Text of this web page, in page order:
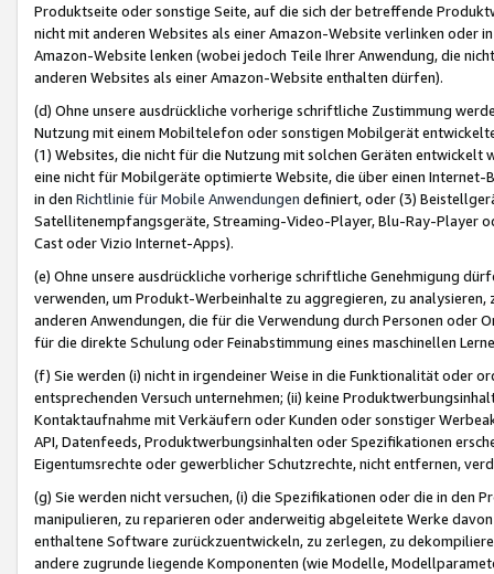
Produktseite oder sonstige Seite, auf die sich der betreffende
nicht mit anderen Websites als einer Amazon-Website verlinken oder
Amazon-Website lenken (wobei jedoch Teile Ihrer Anwendung, die
anderen Websites als einer Amazon-Website enthalten dürfen).
(d) Ohne unsere ausdrückliche vorherige schriftliche Zustimmung
Nutzung mit einem Mobiltelefon oder sonstigen Mobilgerät
(1) Websites, die nicht für die Nutzung mit solchen Geräten
eine nicht für Mobilgeräte optimierte Website, die über einen
in den Richtlinie für Mobile Anwendungen definiert, oder (3)
Satellitenempfangsgeräte, Streaming-Video-Player, Blu-Ray-Player
Cast oder Vizio Internet-Apps).
(e) Ohne unsere ausdrückliche vorherige schriftliche Genehmigung
verwenden, um Produkt-Werbeinhalte zu aggregieren, zu
anderen Anwendungen, die für die Verwendung durch Personen
für die direkte Schulung oder Feinabstimmung eines maschinellen
(f) Sie werden (i) nicht in irgendeiner Weise in die Funktionalität oder
entsprechenden Versuch unternehmen; (ii) keine
Kontaktaufnahme mit Verkäufern oder Kunden oder sonstiger
API, Datenfeeds, Produktwerbungsinhalten oder Spezifikationen
Eigentumsrechte oder gewerblicher Schutzrechte, nicht entfernen,
(g) Sie werden nicht versuchen, (i) die Spezifikationen oder die in
manipulieren, zu reparieren oder anderweitig abgeleitete Werke
enthaltene Software zurückzuentwickeln, zu zerlegen, zu
andere zugrunde liegende Komponenten (wie Modelle,